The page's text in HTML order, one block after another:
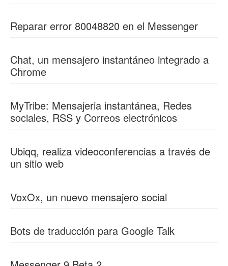
Reparar error 80048820 en el Messenger
Chat, un mensajero instantáneo integrado a
Chrome
MyTribe: Mensajeria instantánea, Redes
sociales, RSS y Correos electrónicos
Ubiqq, realiza videoconferencias a través de
un sitio web
VoxOx, un nuevo mensajero social
Bots de traducción para Google Talk